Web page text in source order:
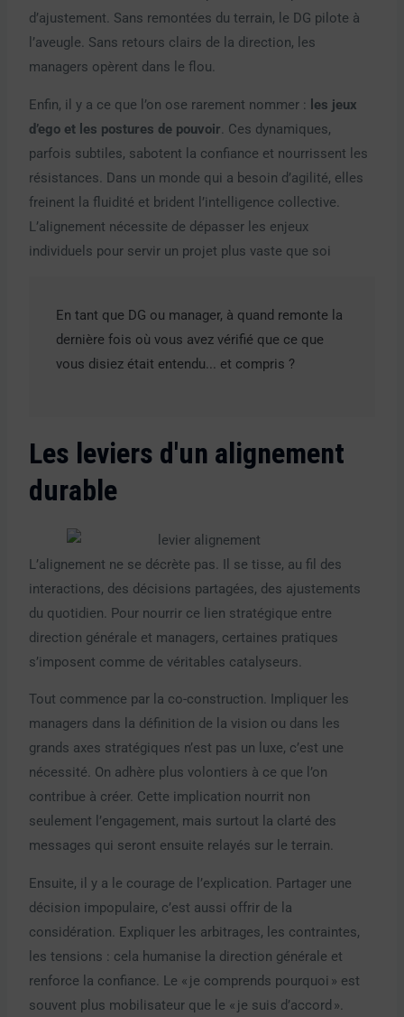
d’ajustement. Sans remontées du terrain, le DG pilote à
l’aveugle. Sans retours clairs de la direction, les
managers opèrent dans le flou.
Enfin, il y a ce que l’on ose rarement nommer :
les jeux
d’ego et les postures de pouvoir. Ces dynamiques,
parfois subtiles, sabotent la confiance et nourrissent les
résistances. Dans un monde qui a besoin d’agilité, elles
freinent la fluidité et brident l’intelligence collective.
L’alignement nécessite de dépasser les enjeux
individuels pour servir un projet plus vaste que soi
En tant que DG ou manager, à quand remonte la
dernière fois où vous avez vérifié que ce que
vous disiez était entendu... et compris ?
Les leviers d'un alignement
durable
L’alignement ne se décrète pas. Il se tisse, au fil des
interactions, des décisions partagées, des ajustements
du quotidien. Pour nourrir ce lien stratégique entre
direction générale et managers, certaines pratiques
s’imposent comme de véritables catalyseurs.
Tout commence par la co-construction. Impliquer les
managers dans la définition de la vision ou dans les
grands axes stratégiques n’est pas un luxe, c’est une
nécessité. On adhère plus volontiers à ce que l’on
contribue à créer. Cette implication nourrit non
seulement l’engagement, mais surtout la clarté des
messages qui seront ensuite relayés sur le terrain.
Ensuite, il y a le courage de l’explication. Partager une
décision impopulaire, c’est aussi offrir de la
considération. Expliquer les arbitrages, les contraintes,
les tensions : cela humanise la direction générale et
renforce la confiance. Le « je comprends pourquoi » est
souvent plus mobilisateur que le « je suis d’accord ».